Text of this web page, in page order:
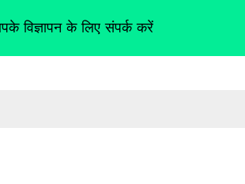
विज्ञापन के लिए संपर्क करें